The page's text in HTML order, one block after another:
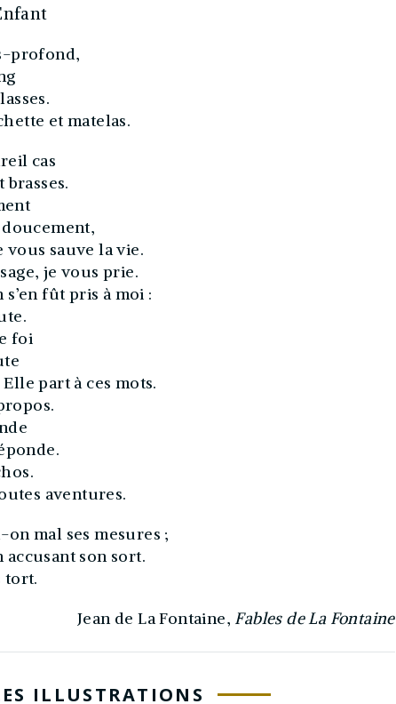
profond,
et matelas.
cas
doucement,
sauve la vie.
je vous prie.
fût pris à moi :
foi
part à ces mots.
aventures.
mal ses mesures ;
son sort.
tort.
Jean de La Fontaine, Fables de La Fontaine
ILLUSTRATIONS